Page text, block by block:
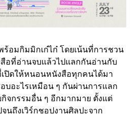
ร้อมกิมมิกเก๋ไก๋ โดยเน้นที่การชวน
อที่อ่านจบแล้วไปแลกกันอ่านกับ
ปิดให้หนอนหนังสือทุกคนได้มา
อะไรเหมือน ๆ กันผ่านการแลก
จกรรมอื่น ๆ อีกมากมาย ตั้งแต่
นถึงเวิร์กชอปงานศิลปะจาก